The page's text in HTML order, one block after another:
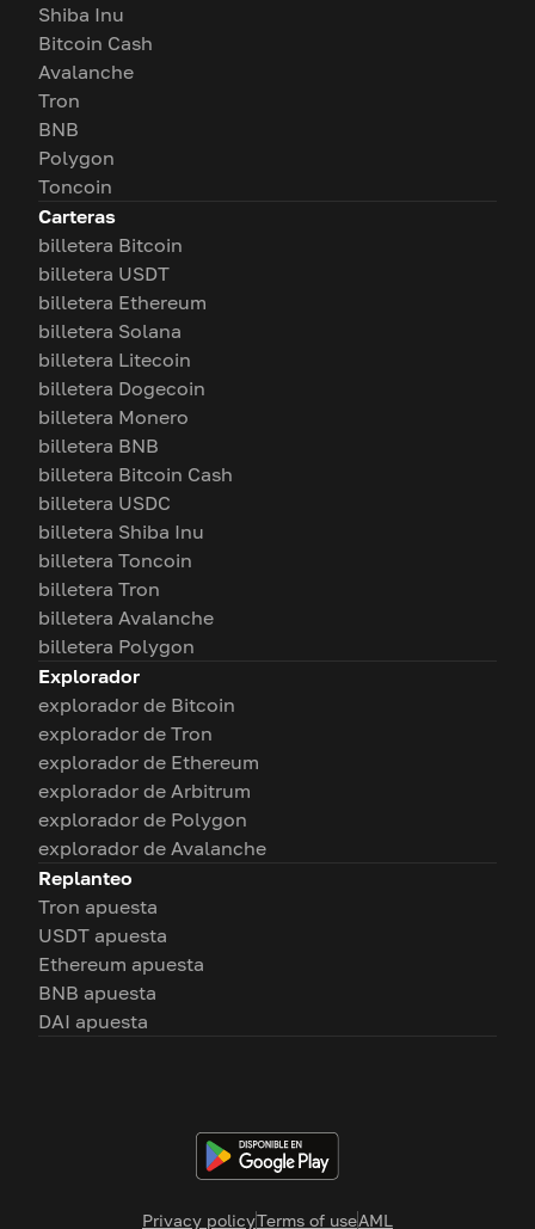
Privacy policyTerms of useAML
Shiba Inu
Bitcoin Cash
Avalanche
Tron
BNB
Polygon
Toncoin
Carteras
billetera Bitcoin
billetera USDT
billetera Ethereum
billetera Solana
billetera Litecoin
billetera Dogecoin
billetera Monero
billetera BNB
billetera Bitcoin Cash
billetera USDC
billetera Shiba Inu
billetera Toncoin
billetera Tron
billetera Avalanche
billetera Polygon
Explorador
explorador de Bitcoin
explorador de Tron
explorador de Ethereum
explorador de Arbitrum
explorador de Polygon
explorador de Avalanche
Replanteo
Tron apuesta
USDT apuesta
Ethereum apuesta
BNB apuesta
DAI apuesta